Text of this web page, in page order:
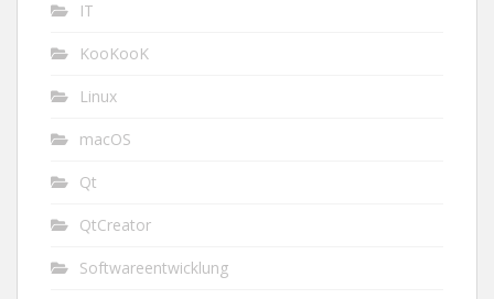
IT
KooKooK
Linux
macOS
Qt
QtCreator
Softwareentwicklung